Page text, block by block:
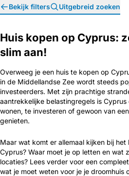
Bekijk filters Uitgebreid zoeken
Huis kopen op Cyprus:
slim aan!
Overweeg je een huis te kopen op
in de Middellandse Zee wordt steeds
investeerders. Met zijn prachtige
aantrekkelijke belastingregels is
wonen, te investeren of gewoon van
genieten.
Maar wat komt er allemaal kijken bij het
Cyprus? Waar moet je op letten en wat
locaties? Lees verder voor een
wat je moet weten voor je je droomhuis